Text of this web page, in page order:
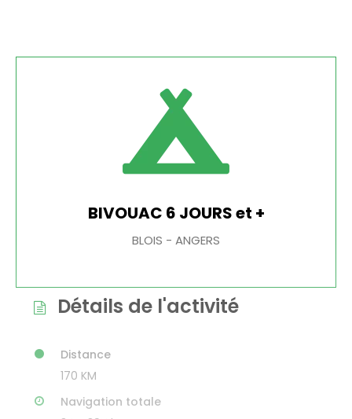
BIVOUAC 6 JOURS et +
BLOIS - ANGERS
Détails de l'activité
Distance
170 KM
Navigation totale